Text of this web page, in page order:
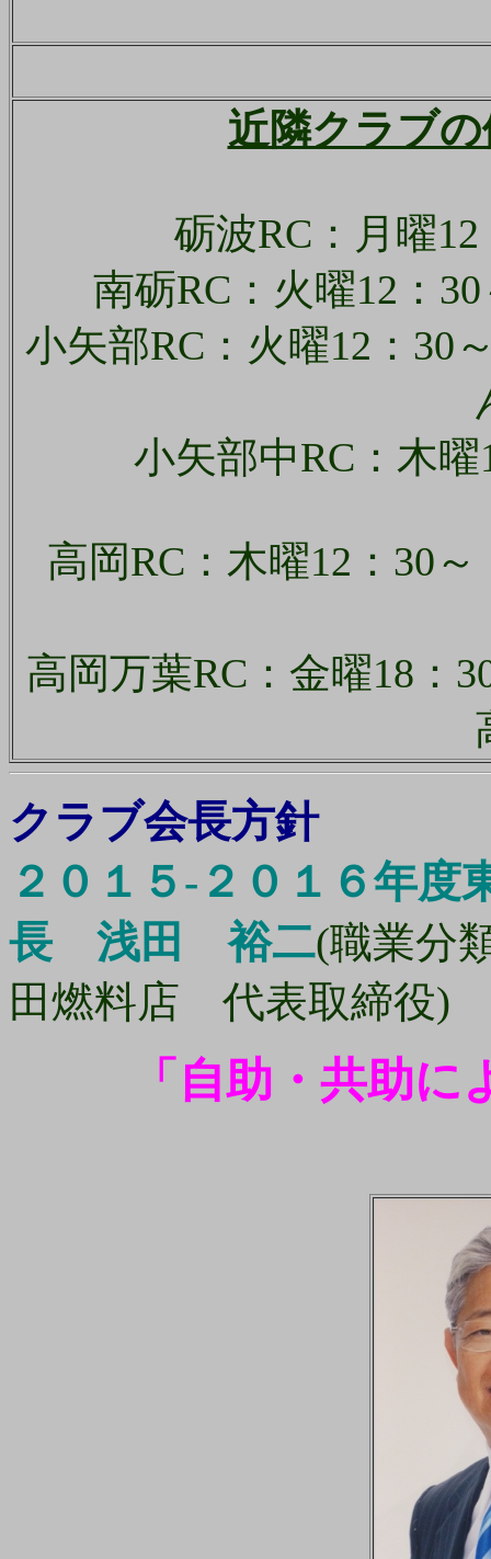
近隣クラブ
砺波RC：月曜
南砺RC：火曜12：
小矢部RC：火曜12：
小矢部中RC：木
高岡RC：木曜12：30
高岡万葉RC：金曜18
クラブ会長方針
２０１５‐２０１６年
長 浅田 裕二(職業分
田燃料店 代表取締役)
「自助・共助